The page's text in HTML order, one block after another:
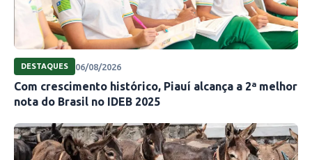
DESTAQUES 06/08/2026
Com crescimento histórico, Piauí alcança a 2ª melhor
nota do Brasil no IDEB 2025